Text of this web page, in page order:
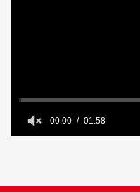
minute,
00:00 01:58